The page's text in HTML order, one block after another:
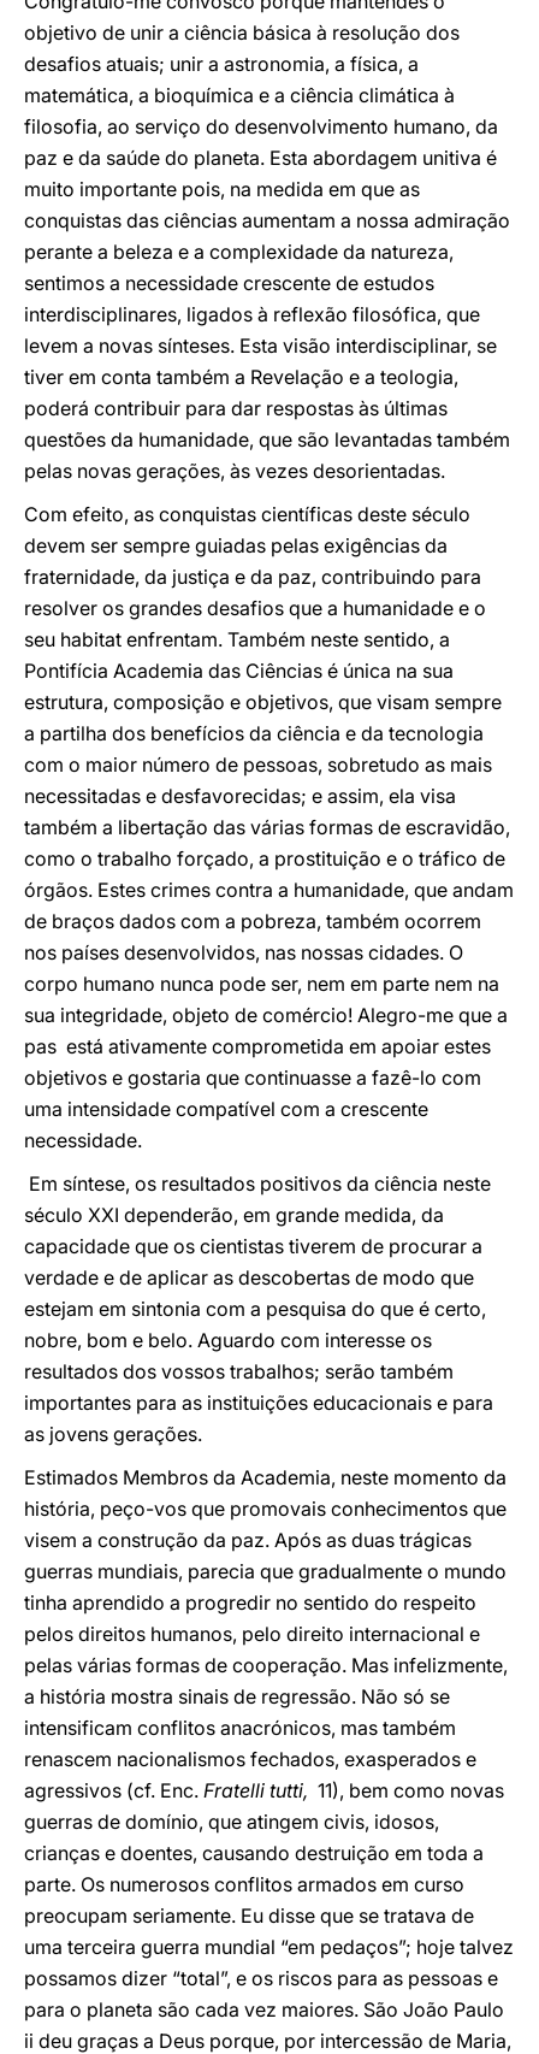
objetivo de unir a ciência básica à resolução dos
desafios atuais; unir a astronomia, a física, a
matemática, a bioquímica e a ciência climática à
filosofia, ao serviço do desenvolvimento humano, da
paz e da saúde do planeta. Esta abordagem unitiva é
muito importante pois, na medida em que as
conquistas das ciências aumentam a nossa admiração
perante a beleza e a complexidade da natureza,
sentimos a necessidade crescente de estudos
interdisciplinares, ligados à reflexão filosófica, que
levem a novas sínteses. Esta visão interdisciplinar, se
tiver em conta também a Revelação e a teologia,
poderá contribuir para dar respostas às últimas
questões da humanidade, que são levantadas também
pelas novas gerações, às vezes desorientadas.
Com efeito, as conquistas científicas deste século
devem ser sempre guiadas pelas exigências da
fraternidade, da justiça e da paz, contribuindo para
resolver os grandes desafios que a humanidade e o
seu habitat enfrentam. Também neste sentido, a
Pontifícia Academia das Ciências é única na sua
estrutura, composição e objetivos, que visam sempre
a partilha dos benefícios da ciência e da tecnologia
com o maior número de pessoas, sobretudo as mais
necessitadas e desfavorecidas; e assim, ela visa
também a libertação das várias formas de escravidão,
como o trabalho forçado, a prostituição e o tráfico de
órgãos. Estes crimes contra a humanidade, que andam
de braços dados com a pobreza, também ocorrem
nos países desenvolvidos, nas nossas cidades. O
corpo humano nunca pode ser, nem em parte nem na
sua integridade, objeto de comércio! Alegro-me que a
pas está ativamente comprometida em apoiar estes
objetivos e gostaria que continuasse a fazê-lo com
uma intensidade compatível com a crescente
necessidade.
Em síntese, os resultados positivos da ciência neste
século XXI dependerão, em grande medida, da
capacidade que os cientistas tiverem de procurar a
verdade e de aplicar as descobertas de modo que
estejam em sintonia com a pesquisa do que é certo,
nobre, bom e belo. Aguardo com interesse os
resultados dos vossos trabalhos; serão também
importantes para as instituições educacionais e para
as jovens gerações.
Estimados Membros da Academia, neste momento da
história, peço-vos que promovais conhecimentos que
visem a construção da paz. Após as duas trágicas
guerras mundiais, parecia que gradualmente o mundo
tinha aprendido a progredir no sentido do respeito
pelos direitos humanos, pelo direito internacional e
pelas várias formas de cooperação. Mas infelizmente,
a história mostra sinais de regressão. Não só se
intensificam conflitos anacrónicos, mas também
renascem nacionalismos fechados, exasperados e
agressivos (cf. Enc. Fratelli tutti, 11), bem como novas
guerras de domínio, que atingem civis, idosos,
crianças e doentes, causando destruição em toda a
parte. Os numerosos conflitos armados em curso
preocupam seriamente. Eu disse que se tratava de
uma terceira guerra mundial “em pedaços”; hoje talvez
possamos dizer “total”, e os riscos para as pessoas e
para o planeta são cada vez maiores. São João Paulo
ii deu graças a Deus porque, por intercessão de Maria,